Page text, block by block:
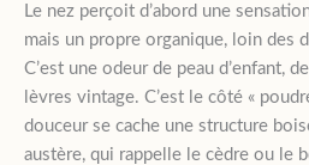
Le nez perçoit d’abord une
mais un propre organique, loin des
C’est une odeur de peau d’enfant,
lèvres vintage. C’est le côté «
douceur se cache une structure
austère, qui rappelle le cèdre ou le